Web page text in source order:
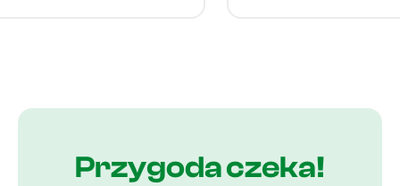
Przygoda czeka!